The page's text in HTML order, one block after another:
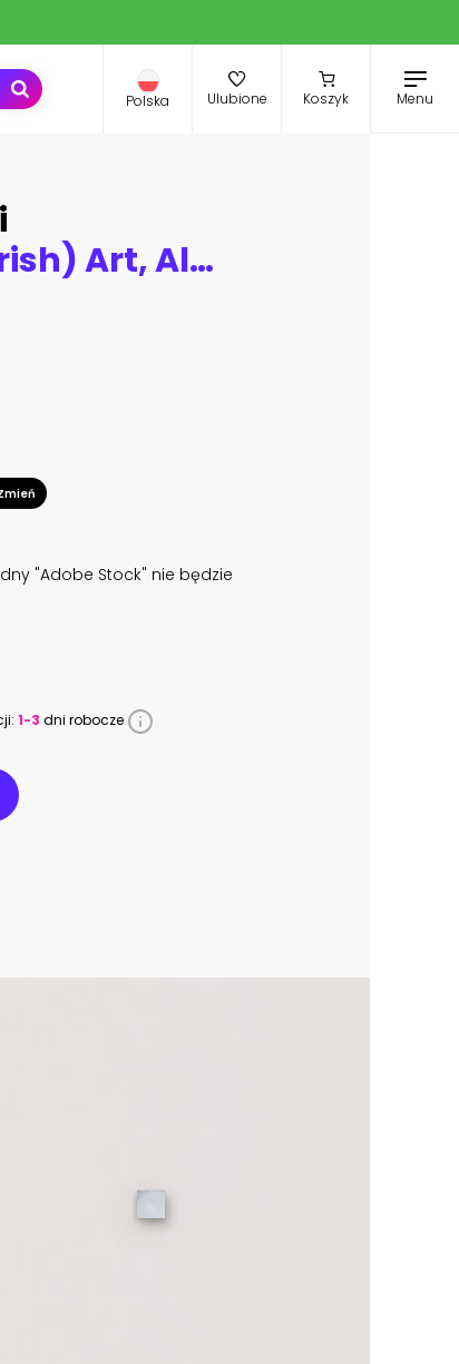
Polska Ulubione Koszyk Menu
Islamic (Moorish) Art, Alhambra, Granada
"Adobe Stock" nie będzie
1-3 dni robocze